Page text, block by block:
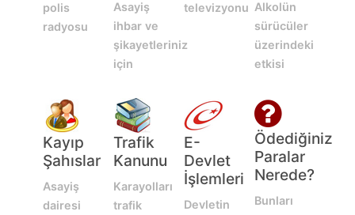
polis
radyosu
Asayiş
ihbar ve
şikayetleriniz
için
televizyonu Alkolün
sürücüler
üzerindeki
etkisi
Kayıp
Şahıslar
Asayiş
dairesi
Trafik
Kanunu
Karayolları
trafik
E-
Devlet
İşlemleri
Devletin
Ödediğiniz
Paralar
Nerede?
Bunları